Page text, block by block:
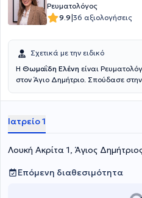
Ρευματολόγος
9.9|36 αξιολογήσεις
Σχετικά με την ειδικό
Η Θωμαΐδη Ελένη είναι
στον Άγιο Δημήτριο. Σπούδασε
στη Σουηδία, όπου διετέλεσε Επιμελήτρια της
αξιόλογη κλινική εμπειρία και
Νοσοκομείου "Υγεία".
Ιατρείο 1
Λουκή Ακρίτα 1, Άγιος
Επόμενη διαθεσιμότητα